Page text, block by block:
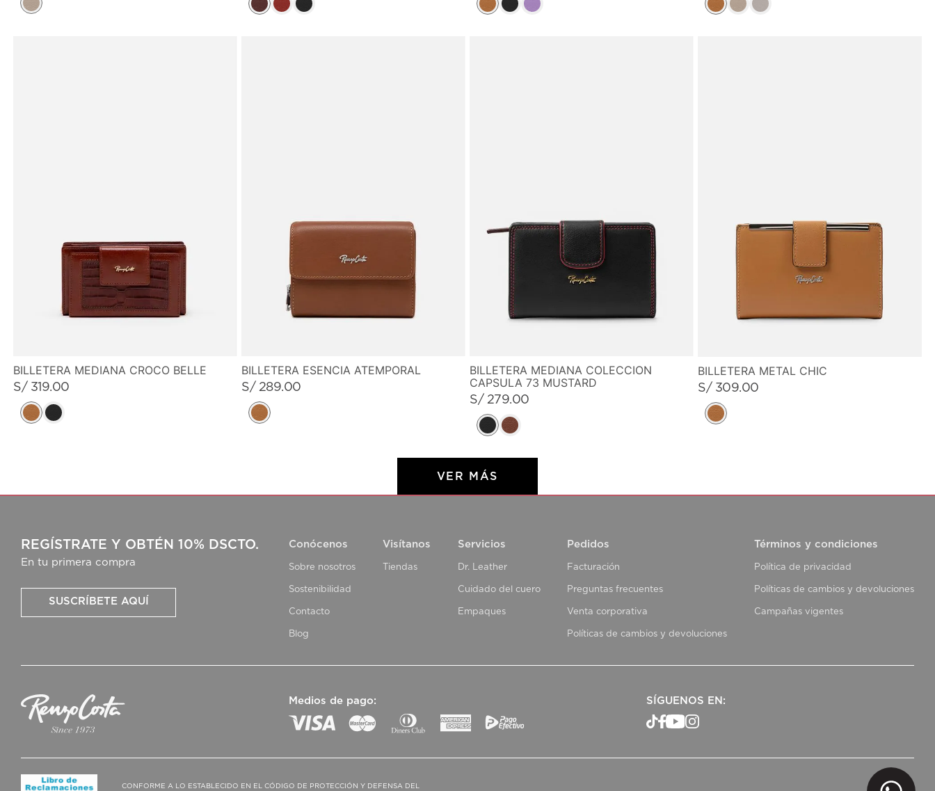
BILLETERA MEDIANA CROCO BELLE
S/ 319.00
BILLETERA ESENCIA ATEMPORAL
S/ 289.00
BILLETERA MEDIANA COLECCION
CAPSULA 73 MUSTARD
S/ 279.00
BILLETERA METAL CHIC
S/ 309.00
REGÍSTRATE Y OBTÉN 10% DSCTO.
En tu primera compra
SUSCRÍBETE AQUÍ
Conócenos
Sobre nosotros
Sostenibilidad
Contacto
Blog
Visítanos
Tiendas
Servicios
Dr. Leather
Cuidado del cuero
Empaques
Pedidos
Facturación
Preguntas frecuentes
Venta corporativa
Políticas de cambios y devoluciones
Términos y condiciones
Política de privacidad
Políticas de cambios y devoluciones
Campañas vigentes
Medios de pago: SÍGUENOS EN:
CONFORME A LO ESTABLECIDO EN EL CÓDIGO DE PROTECCIÓN Y DEFENSA DEL